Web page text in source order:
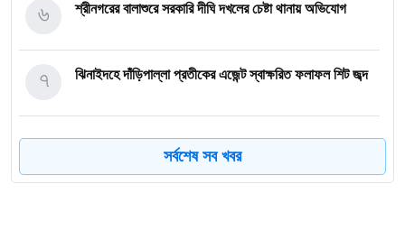
শ্রীনগরের বালাশুরে সরকারি দীঘি দখলের চেষ্টা থানায় অভিযোগ
৬
ঝিনাইদহে দাঁড়িপাল্লা প্রতীকের এজেন্ট স্বাক্ষরিত ফলাফল শিট জব্দ
৭
ত্রয়োদশ জাতীয় নির্বাচন, শান্তিপূর্ণ ও নিরপেক্ষ হোক
৮ সর্বশেষ সব খবর